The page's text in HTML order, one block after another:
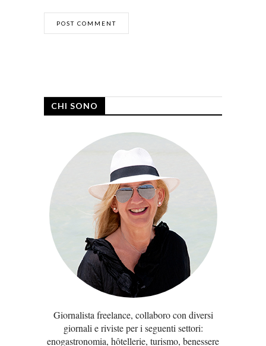
CHI SONO
Giornalista freelance, collaboro con diversi
giornali e riviste per i seguenti settori:
enogastronomia, hôtellerie, turismo, benessere